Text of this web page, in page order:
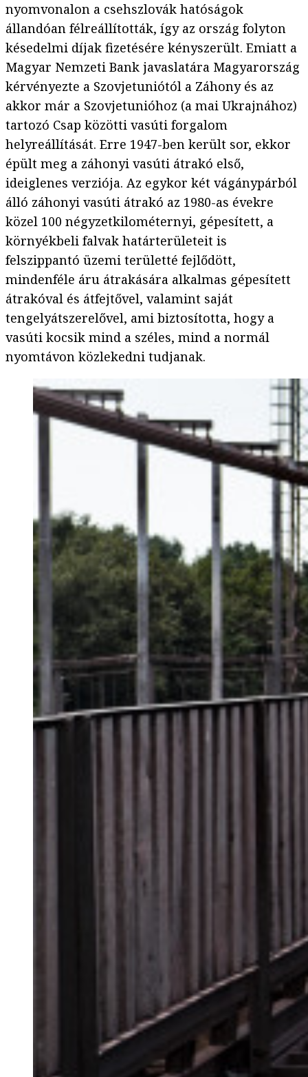
nyomvonalon a csehszlovák hatóságok
állandóan félreállították, így az ország folyton
késedelmi díjak fizetésére kényszerült. Emiatt a
Magyar Nemzeti Bank javaslatára Magyarország
kérvényezte a Szovjetuniótól a Záhony és az
akkor már a Szovjetunióhoz (a mai Ukrajnához)
tartozó Csap közötti vasúti forgalom
helyreállítását. Erre 1947-ben került sor, ekkor
épült meg a záhonyi vasúti átrakó első,
ideiglenes verziója. Az egykor két vágánypárból
álló záhonyi vasúti átrakó az 1980-as évekre
közel 100 négyzetkilométernyi, gépesített, a
környékbeli falvak határterületeit is
felszippantó üzemi területté fejlődött,
mindenféle áru átrakására alkalmas gépesített
átrakóval és átfejtővel, valamint saját
tengelyátszerelővel, ami biztosította, hogy a
vasúti kocsik mind a széles, mind a normál
nyomtávon közlekedni tudjanak.